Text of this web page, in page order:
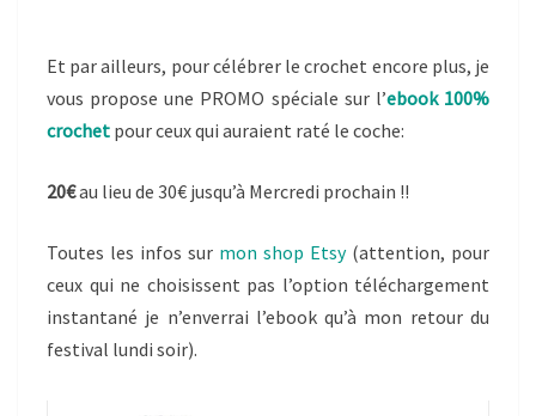
Et par ailleurs, pour célébrer le crochet encore plus, je
vous propose une PROMO spéciale sur l’ebook 100%
crochet pour ceux qui auraient raté le coche:
20€au lieu de 30€ jusqu’à Mercredi prochain !!
Toutes les infos sur mon shop Etsy(attention, pour
ceux qui ne choisissent pas l’option téléchargement
instantané je n’enverrai l’ebook qu’à mon retour du
festival lundi soir).